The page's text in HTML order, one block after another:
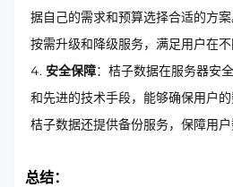
据自己的需求和预算选择合适的方
按需升级和降级服务，满足用户在不
安全保障：桔子数据在服务器安
和先进的技术手段，能够确保用户的
桔子数据还提供备份服务，保障用户
总结：